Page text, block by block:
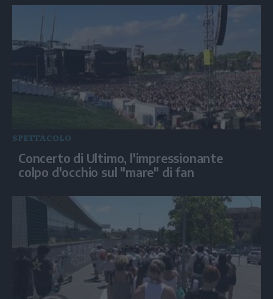
SPETTACOLO
Concerto di Ultimo, l'impressionante
colpo d'occhio sul "mare" di fan